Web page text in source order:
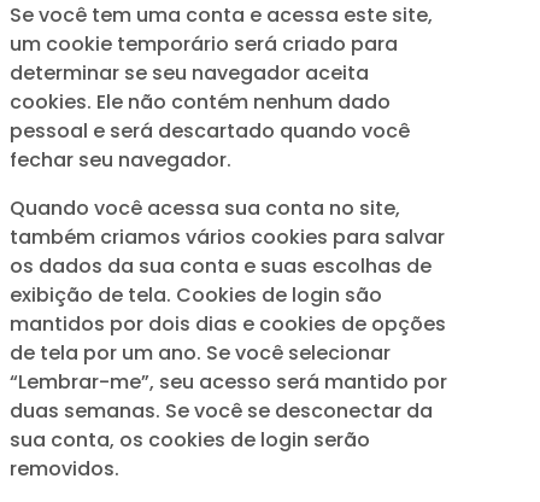
Se você tem uma conta e acessa este site,
um cookie temporário será criado para
determinar se seu navegador aceita
cookies. Ele não contém nenhum dado
pessoal e será descartado quando você
fechar seu navegador.
Quando você acessa sua conta no site,
também criamos vários cookies para salvar
os dados da sua conta e suas escolhas de
exibição de tela. Cookies de login são
mantidos por dois dias e cookies de opções
de tela por um ano. Se você selecionar
“Lembrar-me”, seu acesso será mantido por
duas semanas. Se você se desconectar da
sua conta, os cookies de login serão
removidos.